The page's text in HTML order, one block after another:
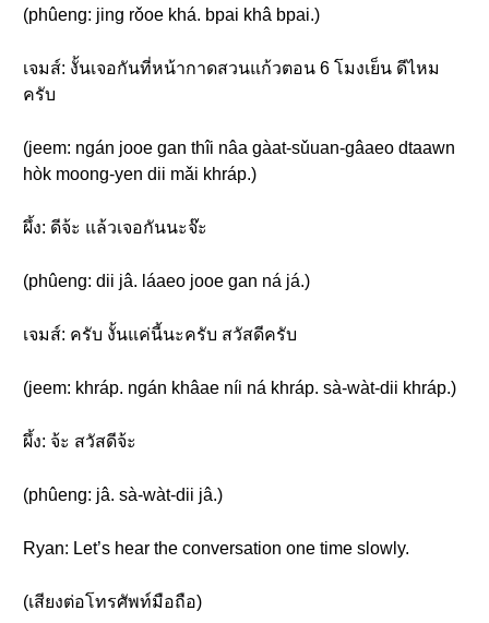
(phûeng: jing rǒoe khá. bpai khâ bpai.)
เจมส์: งั้นเจอกันที่หน้ากาดสวนแก้วตอน 6 โมงเย็น ดีไหม
ครับ
(jeem: ngán jooe gan thîi nâa gàat-sǔuan-gâaeo dtaawn
hòk moong-yen dii mǎi khráp.)
ผึ้ง: ดีจ้ะ แล้วเจอกันนะจ๊ะ
(phûeng: dii jâ. láaeo jooe gan ná já.)
เจมส์: ครับ งั้นแค่นี้นะครับ สวัสดีครับ
(jeem: khráp. ngán khâae níi ná khráp. sà-wàt-dii khráp.)
ผึ้ง: จ้ะ สวัสดีจ้ะ
(phûeng: jâ. sà-wàt-dii jâ.)
Ryan: Let’s hear the conversation one time slowly.
(เสียงต่อโทรศัพท์มือถือ)